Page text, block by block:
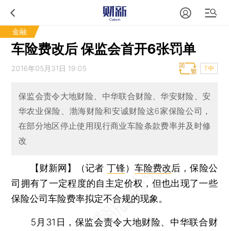
金融
车险费改后 保监会首开6张罚单
2016年05月31日 19:05 T中
保监会责令大地财险、中华联合财险、华安财险、安
华农业保险、渤海财险和安诚财险这6家保险公司，
在部分地区停止使用现行商业车险条款费率并及时修
改
【财新网】（记者 丁锋） 车险费改后，保险公
司拥有了一定程度的自主定价权，但也出现了一些
保险公司车险费率拟定不合规的现象。
5月31日，保监会责令大地财险、中华联合财